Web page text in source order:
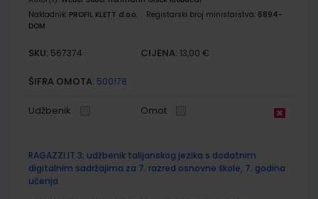
Nakladnik: PROFIL KLETT d.o.o. Registarski broj ministarstva: 6894-
DOM
SKU: 567374 CIJENA: 13,00 €
ŠIFRA OMOTA: 500178
Udžbenik Omot
RAGAZZI.IT 3; udžbenik talijanskog jezika s dodatnim
digitalnim sadržajima za 7. razred osnovne škole, 7. godina
učenja